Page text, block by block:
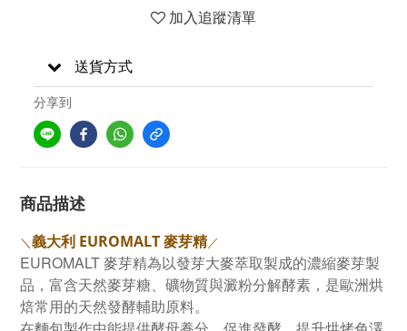
加入追蹤清單
送貨方式
分享到
商品描述
＼義大利 EUROMALT 麥芽精／
EUROMALT 麥芽精為以發芽大麥萃取製成的濃縮麥芽製
品，富含天然麥芽糖、礦物質與澱粉分解酵素，是歐洲烘
焙常用的天然發酵輔助原料。